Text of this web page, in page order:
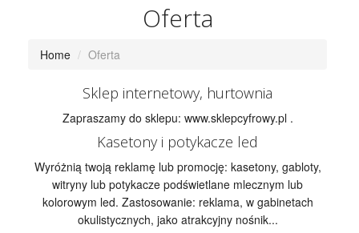
Oferta
Home Oferta
Sklep internetowy, hurtownia
Zapraszamy do sklepu: www.sklepcyfrowy.pl .
Kasetony i potykacze led
Wyróżnią twoją reklamę lub promocję: kasetony, gabloty,
witryny lub potykacze podświetlane mlecznym lub
kolorowym led. Zastosowanie: reklama, w gabinetach
okulistycznych, jako atrakcyjny nośnik...